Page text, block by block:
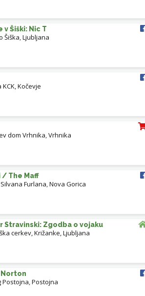
v Šiški: Nic T
Šiška,Ljubljana
Kočevje
dom Vrhnika,Vrhnika
/ The Maff
Furlana,Nova Gorica
Stravinski: Zgodba o vojaku
cerkev, Križanke, Ljubljana
Postojna,Postojna